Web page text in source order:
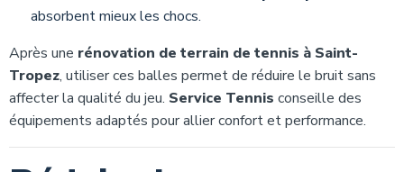
absorbent mieux les chocs.
Après une rénovation de terrain de tennis à Saint-
Tropez, utiliser ces balles permet de réduire le bruit sans
affecter la qualité du jeu. Service Tennis conseille des
équipements adaptés pour allier confort et performance.